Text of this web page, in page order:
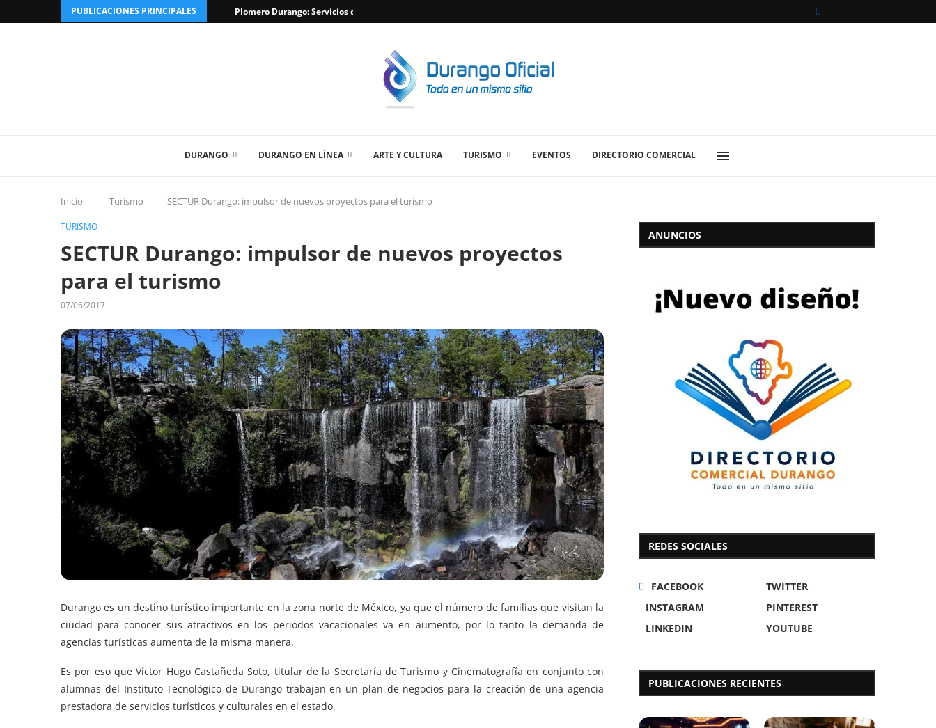
PUBLICACIONES PRINCIPALES Plomero Durango: Servicios de Plomería Confiables en Durango,...
DURANGO DURANGO EN LÍNEA ARTE Y CULTURA TURISMO EVENTOS DIRECTORIO COMERCIAL
Inicio Turismo SECTUR Durango: impulsor de nuevos proyectos para el turismo
TURISMO
SECTUR Durango: impulsor de nuevos proyectos
para el turismo
07/06/2017
Durango es un destino turístico importante en la zona norte de México, ya que el número de familias que visitan la
ciudad para conocer sus atractivos en los periodos vacacionales va en aumento, por lo tanto la demanda de
agencias turísticas aumenta de la misma manera.
Es por eso que Víctor Hugo Castañeda Soto, titular de la Secretaría de Turismo y Cinematografía en conjunto con
alumnas del Instituto Tecnológico de Durango trabajan en un plan de negocios para la creación de una agencia
prestadora de servicios turísticos y culturales en el estado.
ANUNCIOS
REDES SOCIALES
FACEBOOK
TWITTER
INSTAGRAM
PINTEREST
LINKEDIN
YOUTUBE
PUBLICACIONES RECIENTES